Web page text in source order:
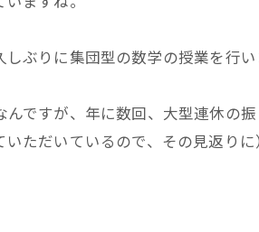
ぶりに集団型の数学の授業を行い
ですが、年に数回、大型連休の
ただいているので、その見返りに）